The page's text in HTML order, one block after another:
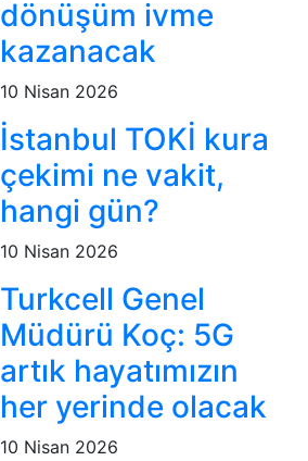
dönüşüm ivme
kazanacak
10 Nisan 2026
İstanbul TOKİ kura
çekimi ne vakit,
hangi gün?
10 Nisan 2026
Turkcell Genel
Müdürü Koç: 5G
artık hayatımızın
her yerinde olacak
10 Nisan 2026